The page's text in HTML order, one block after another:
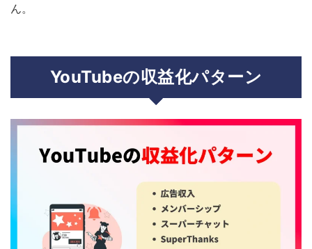
ん。
YouTubeの収益化パターン